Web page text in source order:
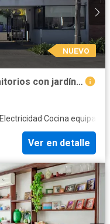
NUEVO
Departamento en Venta 2 dormitorios con jardín - Pasionaria San Isidro. Martinez
Electricidad·Cocina equipada
Ver en detalle